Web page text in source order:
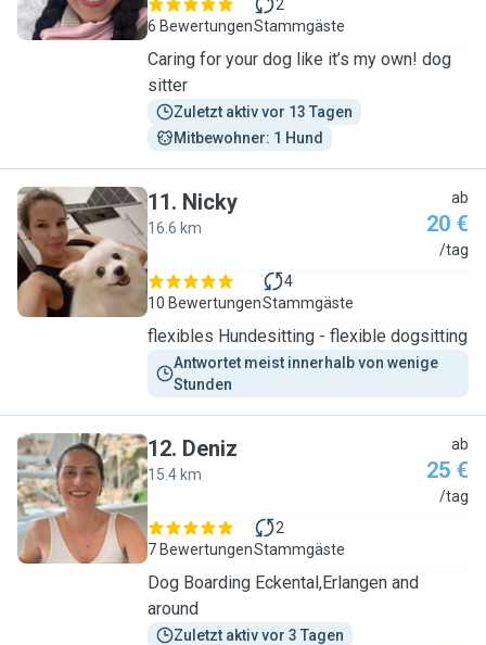
6 Bewertungen
2
Stammgäste
Caring for your dog like it’s my own! dog
sitter
Zuletzt aktiv vor 13 Tagen
Mitbewohner: 1 Hund
N
11. Nicky
16.6 km
ab
20 €
/tag
10 Bewertungen
4
Stammgäste
flexibles Hundesitting - flexible dogsitting
Antwortet meist innerhalb von wenige
Stunden
D
12. Deniz
15.4 km
ab
25 €
/tag
7 Bewertungen
2
Stammgäste
Dog Boarding Eckental,Erlangen and
around
Zuletzt aktiv vor 3 Tagen